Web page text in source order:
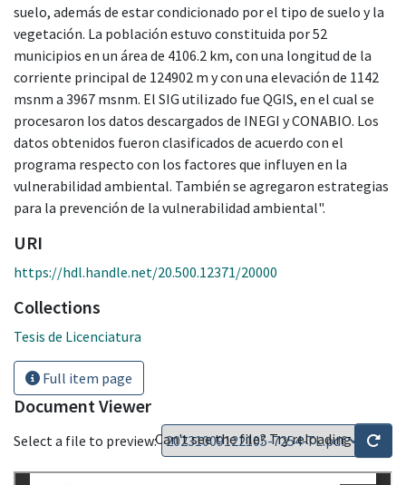
suelo, además de estar condicionado por el tipo de suelo y la
vegetación. La población estuvo constituida por 52
municipios en un área de 4106.2 km, con una longitud de la
corriente principal de 124902 m y con una elevación de 1142
msnm a 3967 msnm. El SIG utilizado fue QGIS, en el cual se
procesaron los datos descargados de INEGI y CONABIO. Los
datos obtenidos fueron clasificados de acuerdo con el
programa respecto con los factores que influyen en la
vulnerabilidad ambiental. También se agregaron estrategias
para la prevención de la vulnerabilidad ambiental".
URI
https://hdl.handle.net/20.500.12371/20000
Collections
Tesis de Licenciatura
Full item page
Document Viewer
Select a file to preview:Can't see the file? Try reloading